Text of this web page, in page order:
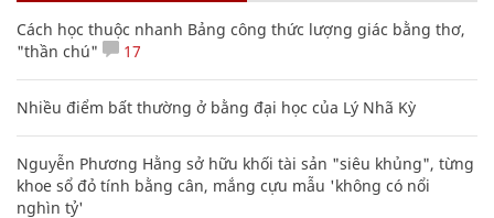
Cách học thuộc nhanh Bảng công thức lượng giác bằng thơ,
"thần chú"
17
Nhiều điểm bất thường ở bằng đại học của Lý Nhã Kỳ
Nguyễn Phương Hằng sở hữu khối tài sản "siêu khủng", từng
khoe sổ đỏ tính bằng cân, mắng cựu mẫu 'không có nổi
nghìn tỷ'